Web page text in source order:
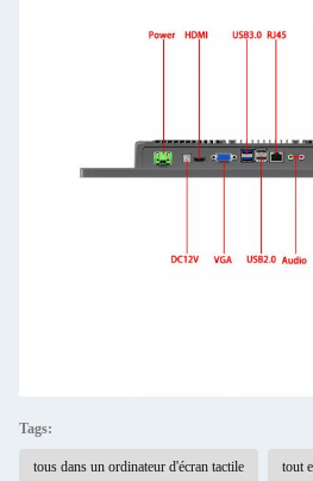
Tags:
tous dans un ordinateur d'écran tactile tout